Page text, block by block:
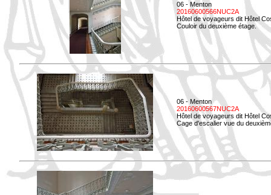
06 - Menton
20160600566NUC2A
Hôtel de voyageurs dit Hôtel
Couloir du deuxième étage.
06 - Menton
20160600567NUC2A
Hôtel de voyageurs dit Hôtel
Cage d'escalier vue du